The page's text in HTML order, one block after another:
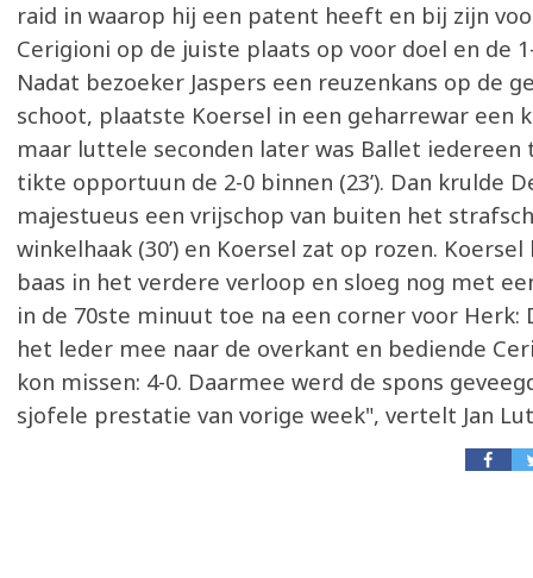
raid in waarop hij een patent heeft en bij zijn
Cerigioni op de juiste plaats op voor doel en de
Nadat bezoeker Jaspers een reuzenkans op de
schoot, plaatste Koersel in een geharrewar een
maar luttele seconden later was Ballet iedereen
tikte opportuun de 2-0 binnen (23’). Dan krulde
majestueus een vrijschop van buiten het
winkelhaak (30’) en Koersel zat op rozen.
baas in het verdere verloop en sloeg nog met
in de 70ste minuut toe na een corner voor Herk:
het leder mee naar de overkant en bediende
kon missen: 4-0. Daarmee werd de spons
sjofele prestatie van vorige week", vertelt Jan